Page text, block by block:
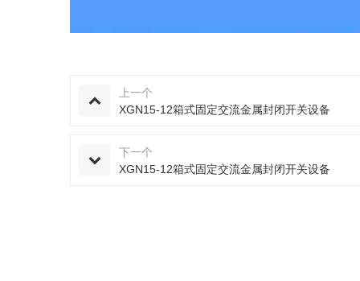
上一个
XGN15-12箱式固定交流金属封闭开关设备
下一个
XGN15-12箱式固定交流金属封闭开关设备